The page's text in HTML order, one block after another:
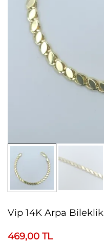
Vip 14K Arpa Bileklik
469,00 TL